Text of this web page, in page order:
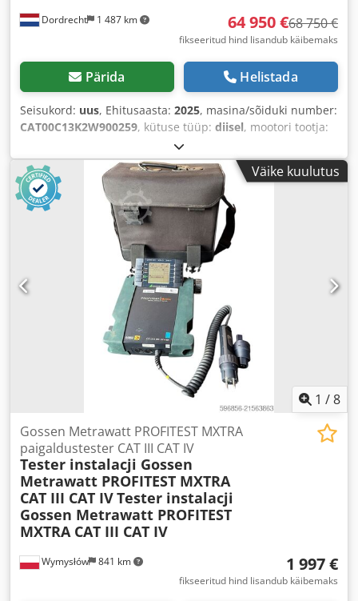
Dordrecht 1 487 km 64 950 €68 750 €
fikseeritud hind lisandub käibemaks
Pärida Helistada
Seisukord: uus, Ehitusaasta: 2025, masina/sõiduki number:
CAT00C13K2W900259, kütuse tüüp: diisel, mootori tootja:
Väike kuulutus
1 /8
Wymysłów 841 km
Gossen Metrawatt PROFITEST MXTRA
paigaldustester CAT III CAT IV
Tester instalacji Gossen
Metrawatt PROFITEST MXTRA
CAT III CAT IVTester instalacji
Gossen Metrawatt PROFITEST
MXTRA CAT III CAT IV
1 997 €
fikseeritud hind lisandub käibemaks